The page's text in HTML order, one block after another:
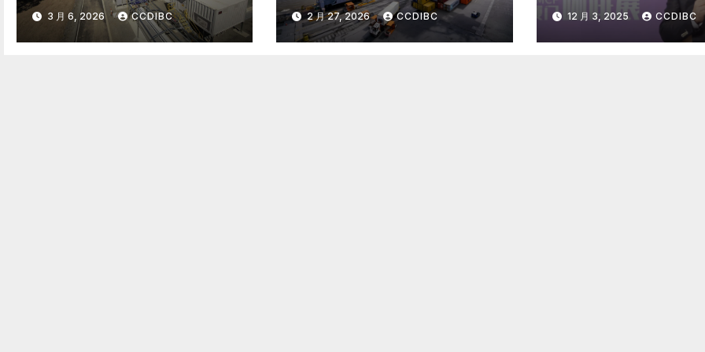
巴西，竞逐南美能源转型
新极点
3 月 6, 2026 CCDIBC
巴西第二大中国商品进口
州2 月 27, 2026 CCDIBC 国精品咖啡未来的
12 月 3, 2025 CCDIBC